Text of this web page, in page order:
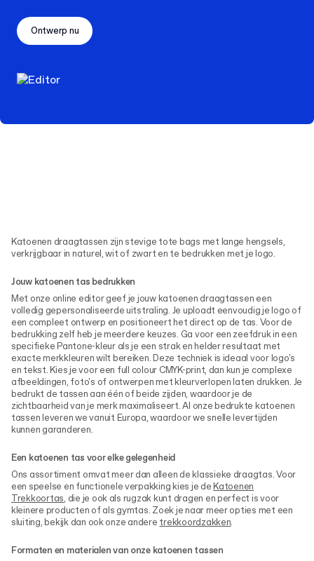
Ontwerp nu
Katoenen draagtassen zijn stevige tote bags met lange hengsels,
verkrijgbaar in naturel, wit of zwart en te bedrukken met je logo.
Jouw katoenen tas bedrukken
Met onze online editor geef je jouw katoenen draagtassen een
volledig gepersonaliseerde uitstraling. Je uploadt eenvoudig je logo of
een compleet ontwerp en positioneert het direct op de tas. Voor de
bedrukking zelf heb je meerdere keuzes. Ga voor een zeefdruk in een
specifieke Pantone-kleur als je een strak en helder resultaat met
exacte merkkleuren wilt bereiken. Deze techniek is ideaal voor logo's
en tekst. Kies je voor een full colour CMYK-print, dan kun je complexe
afbeeldingen, foto's of ontwerpen met kleurverlopen laten drukken. Je
bedrukt de tassen aan één of beide zijden, waardoor je de
zichtbaarheid van je merk maximaliseert. Al onze bedrukte katoenen
tassen leveren we vanuit Europa, waardoor we snelle levertijden
kunnen garanderen.
Een katoenen tas voor elke gelegenheid
Ons assortiment omvat meer dan alleen de klassieke draagtas. Voor
een speelse en functionele verpakking kies je deKatoenen
Trekkoortas, die je ook als rugzak kunt dragen en perfect is voor
kleinere producten of als gymtas. Zoek je naar meer opties met een
sluiting, bekijk dan ook onze andere trekkoordzakken.
Formaten en materialen van onze katoenen tassen